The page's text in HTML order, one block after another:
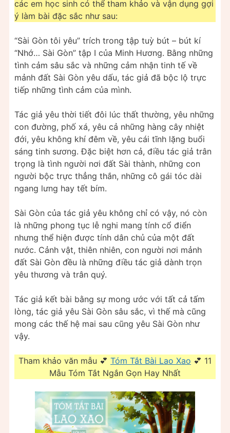
các em học sinh có thể tham khảo và vận dụng gợi
ý làm bài đặc sắc như sau:
“Sài Gòn tôi yêu” trích trong tập tuỳ bút – bút kí
“Nhớ… Sài Gòn” tập I của Minh Hương. Bằng những
tình cảm sâu sắc và những cảm nhận tinh tế về
mảnh đất Sài Gòn yêu dấu, tác giả đã bộc lộ trực
tiếp những tình cảm của mình.
Tác giả yêu thời tiết đôi lúc thất thường, yêu những
con đường, phố xá, yêu cả những hàng cây nhiệt
đới, yêu không khí đêm về, yêu cái tĩnh lặng buổi
sáng tinh sương. Đặc biệt hơn cả, điều tác giả trân
trọng là tình người nơi đất Sài thành, những con
người bộc trực thẳng thắn, những cô gái tóc dài
ngang lưng hay tết bím.
Sài Gòn của tác giả yêu không chỉ có vậy, nó còn
là những phong tục lễ nghi mang tính cổ điển
nhưng thể hiện được tính dân chủ của một đất
nước. Cảnh vật, thiên nhiên, con người nơi mảnh
đất Sài Gòn đều là những điều tác giả dành trọn
yêu thương và trân quý.
Tác giả kết bài bằng sự mong ước với tất cả tấm
lòng, tác giả yêu Sài Gòn sâu sắc, vì thế mà cũng
mong các thế hệ mai sau cũng yêu Sài Gòn như
vậy.
Tham khảo văn mẫu 💕 Tóm Tắt Bài Lao Xao 💕 11
Mẫu Tóm Tắt Ngắn Gọn Hay Nhất